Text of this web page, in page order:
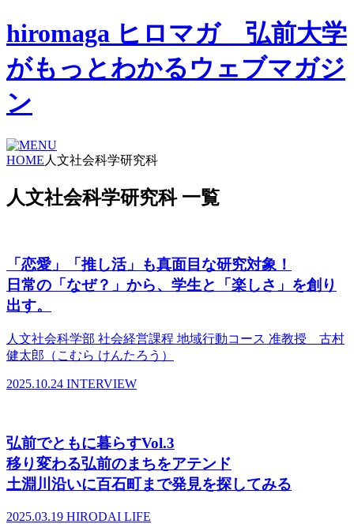
hiromaga ヒロマガ 弘前大学
がもっとわかるウェブマガジ
ン
HOME 人文社会科学研究科
人文社会科学研究科 一覧
「恋愛」「推し活」も真面目な研究対象！
日常の「なぜ？」から、学生と「楽しさ」を創り
出す。
人文社会科学部 社会経営課程 地域行動コース 准教授 古村
健太郎（こむら けんたろう）
2025.10.24 INTERVIEW
弘前でともに暮らすVol.3
移り変わる弘前のまちをアテンド
土淵川沿いに百石町まで発見を探してみる
2025.03.19 HIRODAI LIFE